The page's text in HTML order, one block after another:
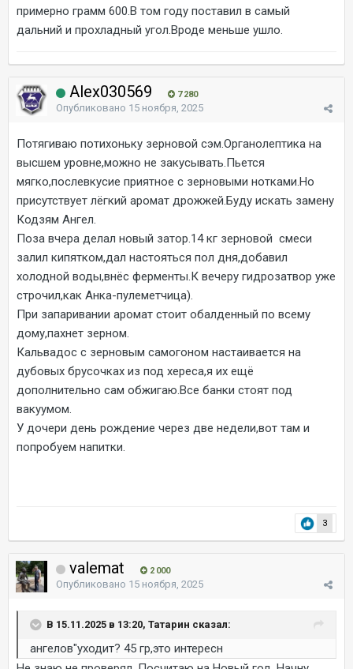
примерно грамм 600.В том году поставил в самый
дальний и прохладный угол.Вроде меньше ушло.
Alex030569 7 280
Опубликовано 15 ноября, 2025
Потягиваю потихоньку зерновой сэм.Органолептика на
высшем уровне,можно не закусывать.Пьется
мягко,послевкусие приятное с зерновыми нотками.Но
присутствует лёгкий аромат дрожжей.Буду искать замену
Кодзям Ангел.
Поза вчера делал новый затор.14 кг зерновой смеси
залил кипятком,дал настояться пол дня,добавил
холодной воды,внёс ферменты.К вечеру гидрозатвор уже
строчил,как Анка-пулеметчица).
При запаривании аромат стоит обалденный по всему
дому,пахнет зерном.
Кальвадос с зерновым самогоном настаивается на
дубовых брусочках из под хереса,я их ещё
дополнительно сам обжигаю.Все банки стоят под
вакуумом.
У дочери день рождение через две недели,вот там и
попробуем напитки.
3
valemat 2 000
Опубликовано 15 ноября, 2025
В 15.11.2025 в 13:20, Татарин сказал:
ангелов"уходит? 45 гр,это интересн